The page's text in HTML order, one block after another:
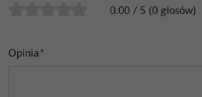
0.00 / 5 (0 głosów)
Opinia*